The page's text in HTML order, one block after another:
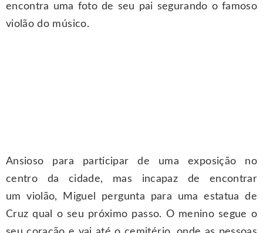
encontra uma foto de seu pai segurando o famoso
violão do músico.
Ansioso para participar de uma exposição no
centro da cidade, mas incapaz de encontrar
um violão, Miguel pergunta para uma estatua de
Cruz qual o seu próximo passo. O menino segue o